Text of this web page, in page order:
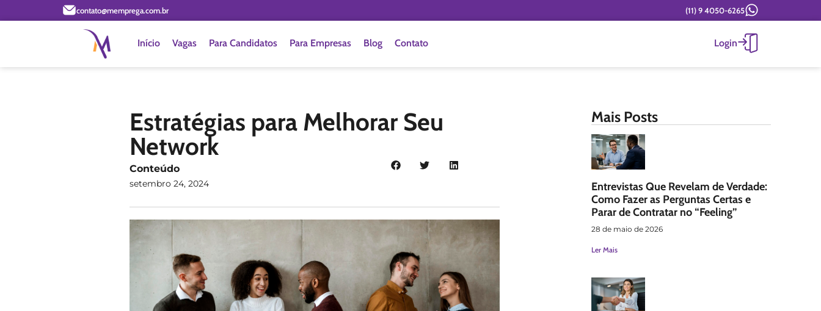
contato@memprega.com.br (11) 9 4050-6265
Início Vagas Para Candidatos Para Empresas Blog Contato Login
Estratégias para Melhorar Seu
Network
Conteúdo
setembro 24, 2024
Mais Posts
Entrevistas Que Revelam de Verdade:
Como Fazer as Perguntas Certas e
Parar de Contratar no “Feeling”
28 de maio de 2026
Ler Mais